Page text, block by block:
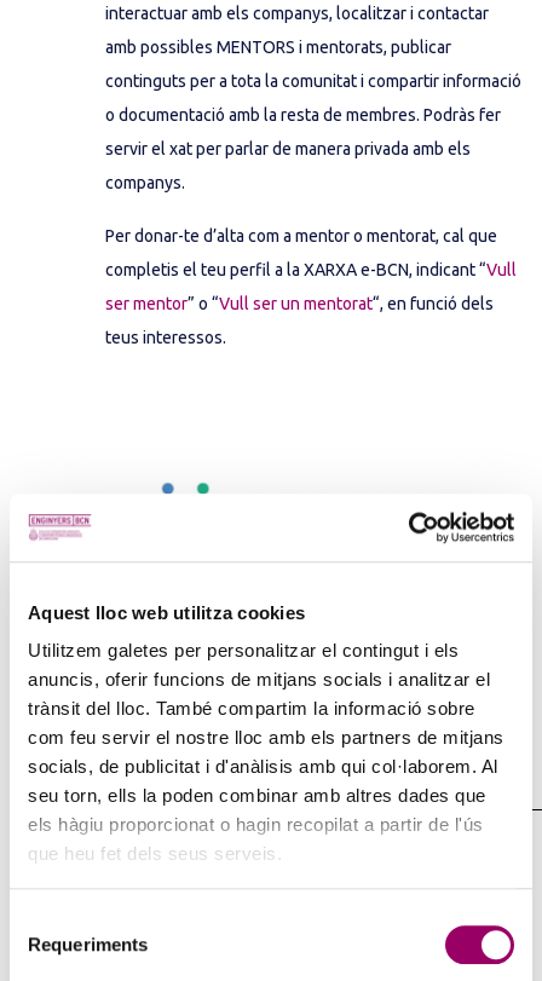
Aquest lloc web utilitza cookies
Utilitzem galetes per personalitzar el contingut i els
anuncis, oferir funcions de mitjans socials i analitzar el
trànsit del lloc. També compartim la informació sobre
com feu servir el nostre lloc amb els partners de mitjans
socials, de publicitat i d'anàlisis amb qui col·laborem. Al
seu torn, ells la poden combinar amb altres dades que
els hàgiu proporcionat o hagin recopilat a partir de l'ús
que heu fet dels seus serveis.
Requeriments
interactuar amb els companys, localitzar i contactar
amb possibles MENTORS i mentorats, publicar
continguts per a tota la comunitat i compartir informació
o documentació amb la resta de membres. Podràs fer
servir el xat per parlar de manera privada amb els
companys.
Per donar-te d’alta com a mentor o mentorat, cal que
completis el teu perfil a la XARXA e-BCN, indicant “Vull
ser mentor” o “Vull ser un mentorat“, en funció dels
teus interessos.
Accedeix a la comunitat de mentoria →
FORMULARIDE CONTACTE
DADES PERSONALS